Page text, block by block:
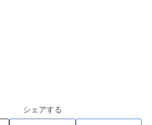
シェアする